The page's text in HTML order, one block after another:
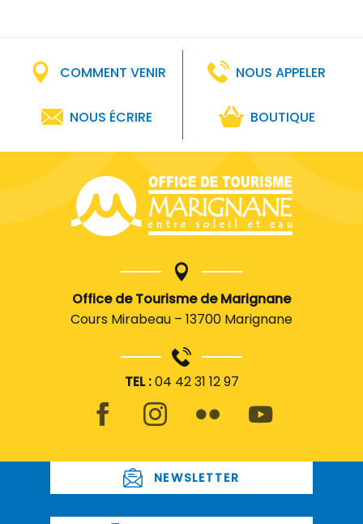
COMMENT VENIR NOUS APPELER
NOUS ÉCRIRE BOUTIQUE
Office de Tourisme de Marignane
Cours Mirabeau – 13700 Marignane
TEL :04 42 31 12 97
NEWSLETTER